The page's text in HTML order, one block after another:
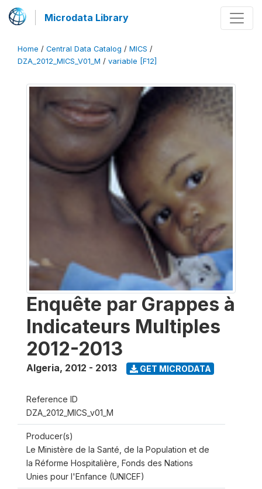
Microdata Library
Home / Central Data Catalog / MICS /
DZA_2012_MICS_V01_M / variable [F12]
Enquête par Grappes à
Indicateurs Multiples
2012-2013
Algeria, 2012 - 2013 GET MICRODATA
Reference ID
DZA_2012_MICS_v01_M
Producer(s)
Le Ministère de la Santé, de la Population et de
la Réforme Hospitalière, Fonds des Nations
Unies pour l'Enfance (UNICEF)